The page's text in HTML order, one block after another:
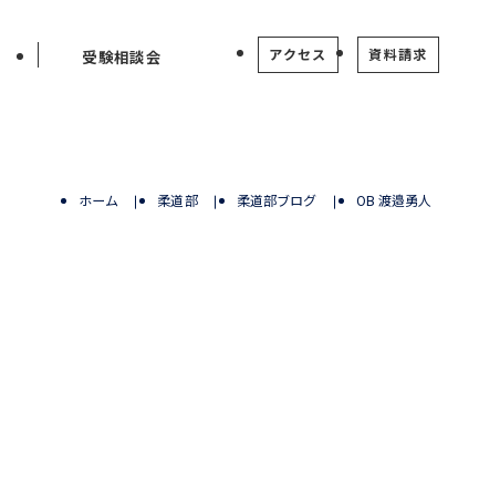
受験相談会 アクセス 資料請求
ホーム 柔道部 柔道部ブログ OB 渡邉勇人